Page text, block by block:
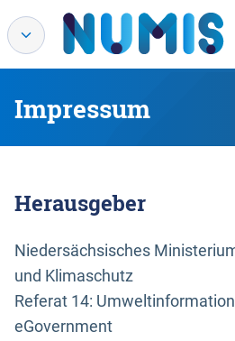
Impressum
Herausgeber
Niedersächsisches
und Klimaschutz
Referat 14:
eGovernment